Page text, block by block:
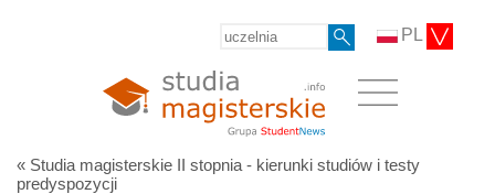
PL
« Studia magisterskie II stopnia - kierunki studiów i testy
predyspozycji